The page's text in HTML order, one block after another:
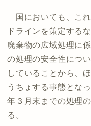
国においても、こ
ドラインを策定する
廃棄物の広域処理に
の処理の安全性につ
していることから、
うちょする事態とな
年３月末までの処理
る。